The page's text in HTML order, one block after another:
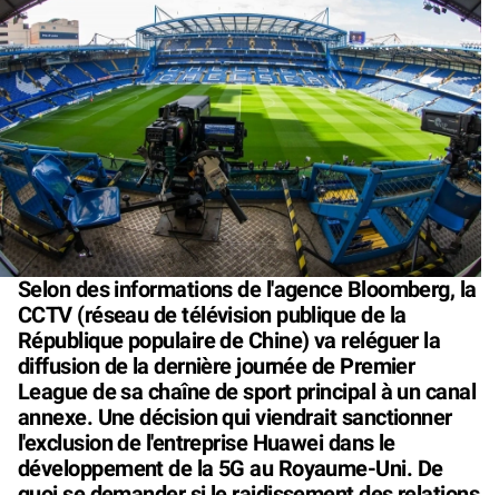
Selon des informations de l'agence Bloomberg, la
CCTV (réseau de télévision publique de la
République populaire de Chine) va reléguer la
diffusion de la dernière journée de Premier
League de sa chaîne de sport principal à un canal
annexe. Une décision qui viendrait sanctionner
l'exclusion de l'entreprise Huawei dans le
développement de la 5G au Royaume-Uni. De